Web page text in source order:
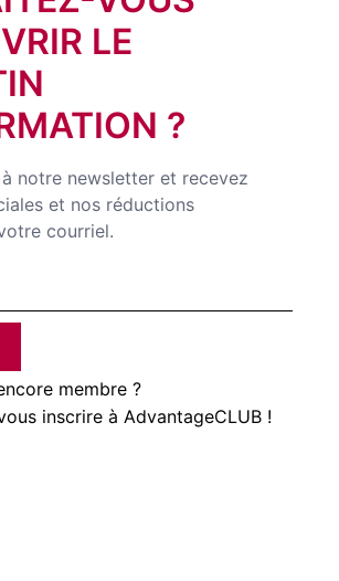
LE
?
notre newsletter et recevez
et nos réductions
courriel.
membre ?
inscrire à AdvantageCLUB !